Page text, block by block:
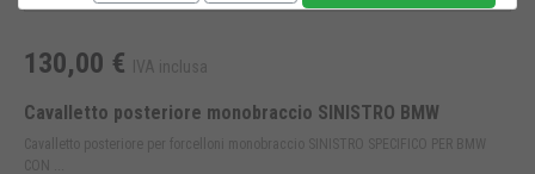
130,00 € IVA inclusa
Cavalletto posteriore monobraccio SINISTRO BMW
Cavalletto posteriore per forcelloni monobraccio SINISTRO SPECIFICO PER BMW